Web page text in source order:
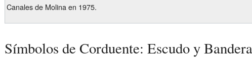
Canales de Molina en 1975.
Símbolos de Corduente: Escudo y Bandera